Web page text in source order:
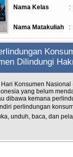
Nama Kelas :
Nama Matakuliah :
Dilindungi
Konsumen
yang belum
dibawa kemana
perlindungan
unduh, baca, dan